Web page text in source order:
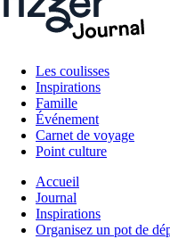
Les coulisses
Inspirations
Famille
Événement
Carnet de voyage
Point culture
Accueil
Journal
Inspirations
Organisez un pot de